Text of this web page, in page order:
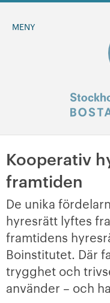
MENY
BLI MEDLEM
Om oss
Sök ledigt
Våra bostäder
Kooperativ
framtiden
De unika
hyresrätt lyftes
framtidens
Boinstitutet. Där
trygghet och
använder – och